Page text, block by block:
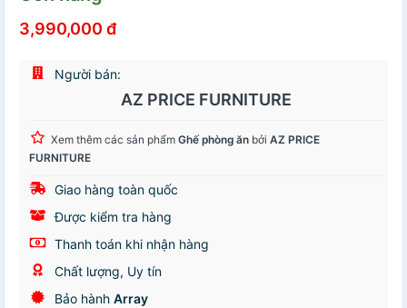
3,990,000 đ
Người bán:
AZ PRICE FURNITURE
Xem thêm các sản phẩm Ghế phòng ăn bởi AZ PRICE
FURNITURE
Giao hàng toàn quốc
Được kiểm tra hàng
Thanh toán khi nhận hàng
Chất lượng, Uy tín
Bảo hành Array